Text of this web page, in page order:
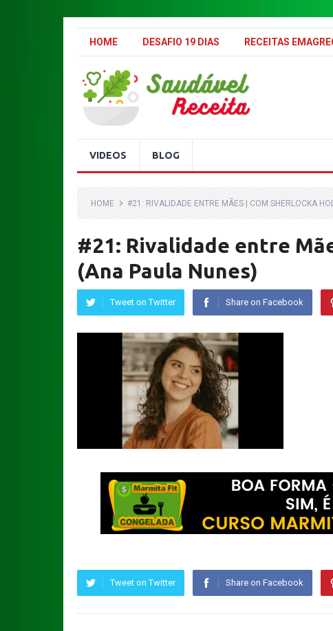
.
HOME DESAFIO 19 DIAS RECEITAS
VIDEOS BLOG
HOME #21: RIVALIDADE ENTRE MÃES | COM SHERLOCKA
#21: Rivalidade entre
(Ana Paula Nunes)
Tweet on Twitter Share on Facebook
Tweet on Twitter Share on Facebook